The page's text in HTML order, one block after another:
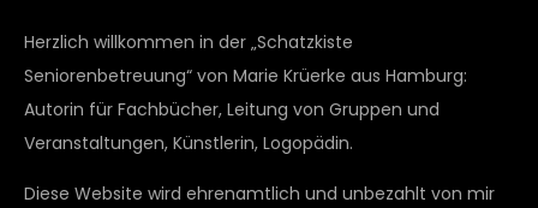
Herzlich willkommen in der „Schatzkiste
Seniorenbetreuung“ von Marie Krüerke aus Hamburg:
Autorin für Fachbücher, Leitung von Gruppen und
Veranstaltungen, Künstlerin, Logopädin.
Diese Website wird ehrenamtlich und unbezahlt von mir